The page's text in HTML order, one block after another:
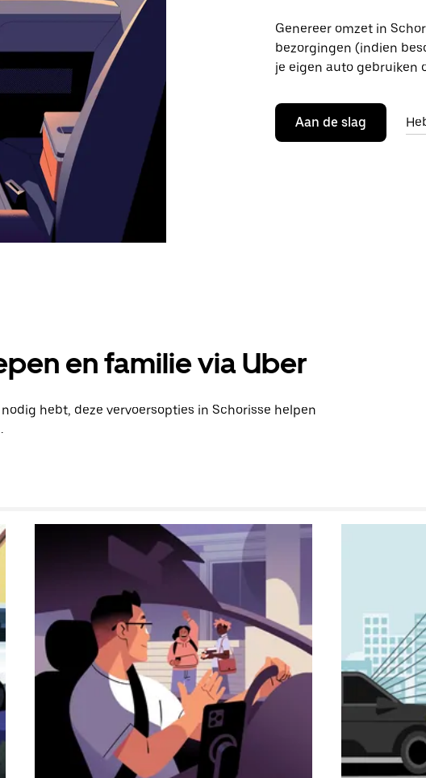
Genereer omzet in
bezorgingen (indien
je eigen auto gebruiken
Aan de slag
en familie via Uber
hebt, deze vervoersopties in Schorisse helpen